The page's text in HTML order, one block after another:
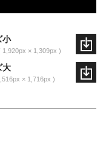
小
1,920px × 1,309px
大
× 1,716px